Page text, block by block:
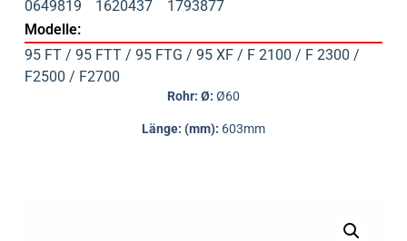
0649819
1620437
1793877
Modelle:
95 FT / 95 FTT / 95 FTG / 95 XF / F 2100 / F 2300 /
F2500 / F2700
Rohr: Ø: Ø60
Länge: (mm): 603mm